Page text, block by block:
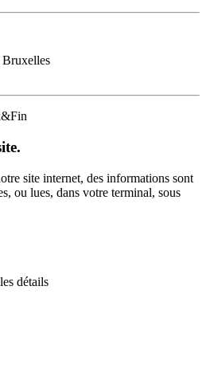
site internet, des informations sont
ou lues, dans votre terminal, sous
détails